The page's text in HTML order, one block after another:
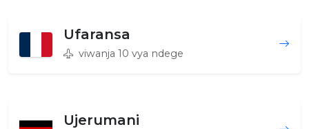
Ufaransa
viwanja 10 vya ndege
Ujerumani